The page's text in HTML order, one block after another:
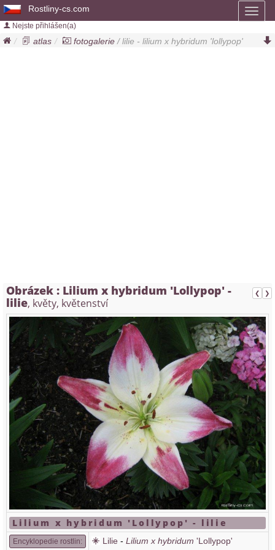
Rostliny-cs.com
Nejste přihlášen(a)
atlas fotogalerie / lilie - lilium x hybridum 'lollypop'
❮ ❯
Obrázek : Lilium x hybridum 'Lollypop' -
lilie, květy, květenství
Lilium x hybridum 'Lollypop' - lilie
Encyklopedie rostlin: Lilie - Lilium x hybridum 'Lollypop'